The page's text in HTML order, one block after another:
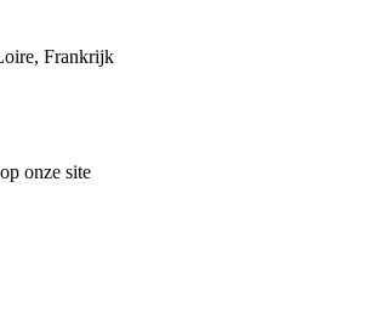
Frankrijk
onze site